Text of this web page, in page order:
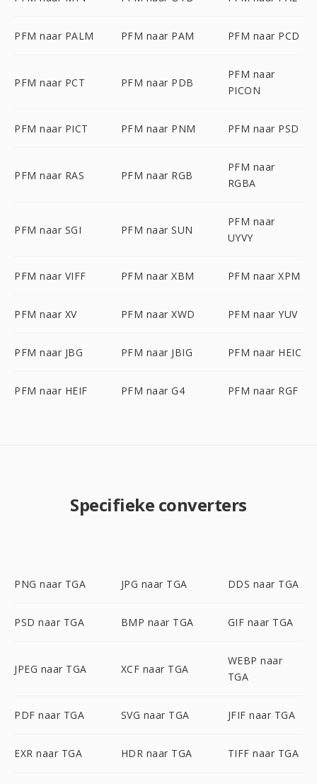
PFM naar PALM PFM naar PAM PFM naar PCD
PFM naar PCT PFM naar PDB
PFM naar
PICON
PFM naar PICT PFM naar PNM PFM naar PSD
PFM naar RAS PFM naar RGB
PFM naar
RGBA
PFM naar SGI PFM naar SUN
PFM naar
UYVY
PFM naar VIFF PFM naar XBM PFM naar XPM
PFM naar XV PFM naar XWD PFM naar YUV
PFM naar JBG PFM naar JBIG PFM naar HEIC
PFM naar HEIF PFM naar G4 PFM naar RGF
Specifieke converters
PNG naar TGA JPG naar TGA DDS naar TGA
PSD naar TGA BMP naar TGA GIF naar TGA
JPEG naar TGA XCF naar TGA
WEBP naar
TGA
PDF naar TGA SVG naar TGA JFIF naar TGA
EXR naar TGA HDR naar TGA TIFF naar TGA